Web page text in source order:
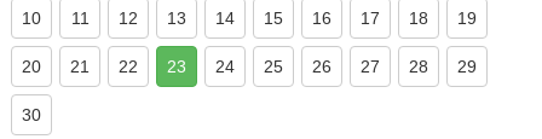
Bridget wants to marry a millionaire.
Bridget muốn kết hôn với một triệu phú.
Nick wants to be a millionaire.
Nick muốn trở thành một triệu phú.
10 11 12 13 14 15 16 17 18 19
20 21 22 23 24 25 26 27 28 29
30